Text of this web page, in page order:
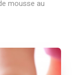
mousse au